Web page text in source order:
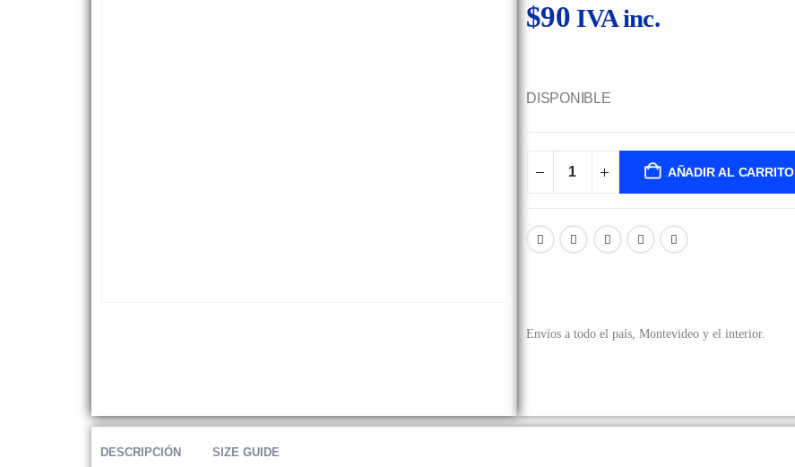
$90 IVA inc.
DISPONIBLE
AÑADIR AL CARRITO
Envíos a todo el país, Montevideo y el interior.
DESCRIPCIÓN SIZE GUIDE